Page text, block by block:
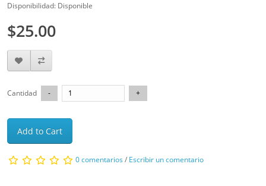
Disponibilidad: Disponible
$25.00
Cantidad
Add to Cart
0 comentarios/ Escribir un comentario